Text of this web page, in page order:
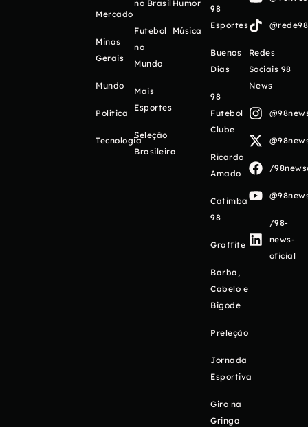
Mercado
Minas
Gerais
Mundo
Política
Tecnologia
no Brasil
Futebol
no
Mundo
Mais
Esportes
Seleção
Brasileira
Humor
Música
98
Esportes
Buenos
Días
98
Futebol
Clube
Ricardo
Amado
Catimba
98
Graffite
Barba,
Cabelo e
Bigode
Preleção
Jornada
Esportiva
Giro na
Gringa
Redes
Sociais 98
News
/
/98-
news-
oficial